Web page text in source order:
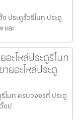
ประตูรั้วรีโมท ประตู
และ
ะไหล่ประตูรีโมท
ยอะไหล่ประตู
โมท ครบวงจรที่ ประตู
งป